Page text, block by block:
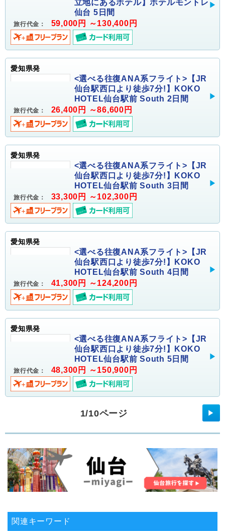
立地にあるホテル】ホテルモントレ
仙台 5日間
旅行代金： 59,000円 ～130,400円
愛知県発
<選べる往復ANA系フライト>【JR
仙台駅西口より徒歩7分!】KOKO
HOTEL仙台駅前 South 2日間
旅行代金： 26,400円 ～86,600円
愛知県発
<選べる往復ANA系フライト>【JR
仙台駅西口より徒歩7分!】KOKO
HOTEL仙台駅前 South 3日間
旅行代金： 33,300円 ～102,300円
愛知県発
<選べる往復ANA系フライト>【JR
仙台駅西口より徒歩7分!】KOKO
HOTEL仙台駅前 South 4日間
旅行代金： 41,300円 ～124,200円
愛知県発
<選べる往復ANA系フライト>【JR
仙台駅西口より徒歩7分!】KOKO
HOTEL仙台駅前 South 5日間
旅行代金： 48,300円 ～150,900円
1/10ページ ▶
関連キーワード